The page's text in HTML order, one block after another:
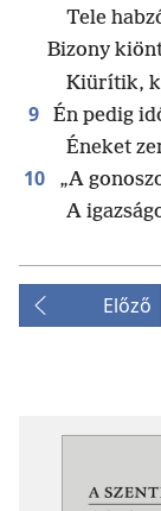
Tele
Bizony
Kiürítik,
9
Én pedig
Éneket
10 „A
A
Előző